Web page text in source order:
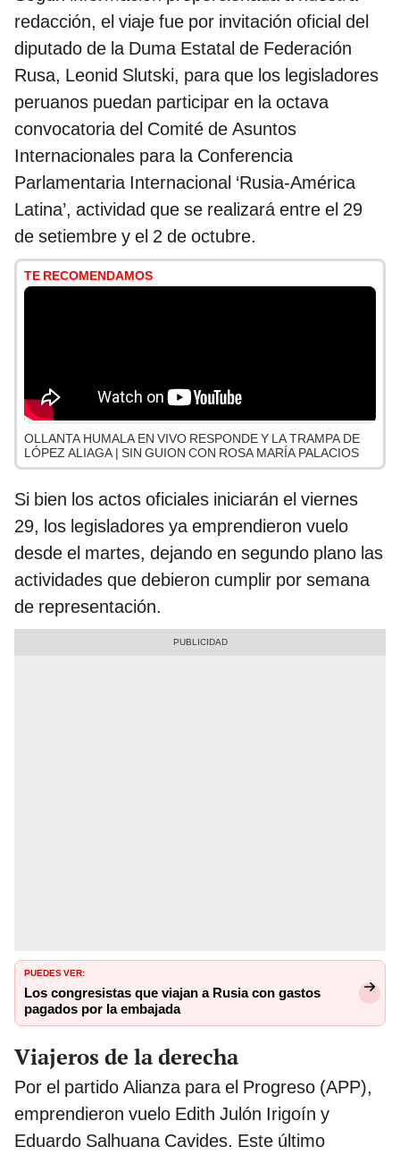
redacción, el viaje fue por invitación oficial del
diputado de la Duma Estatal de Federación
Rusa, Leonid Slutski, para que los legisladores
peruanos puedan participar en la octava
convocatoria del Comité de Asuntos
Internacionales para la Conferencia
Parlamentaria Internacional ‘Rusia-América
Latina’, actividad que se realizará entre el 29
de setiembre y el 2 de octubre.
TE RECOMENDAMOS
OLLANTA HUMALA EN VIVO RESPONDE Y LA TRAMPA DE
LÓPEZ ALIAGA | SIN GUION CON ROSA MARÍA PALACIOS
Si bien los actos oficiales iniciarán el viernes
29, los legisladores ya emprendieron vuelo
desde el martes, dejando en segundo plano las
actividades que debieron cumplir por semana
de representación.
PUEDES VER:
Los congresistas que viajan a Rusia con gastos
pagados por la embajada
Viajeros de la derecha
Por el partido Alianza para el Progreso (APP),
emprendieron vuelo Edith Julón Irigoín y
Eduardo Salhuana Cavides. Este último